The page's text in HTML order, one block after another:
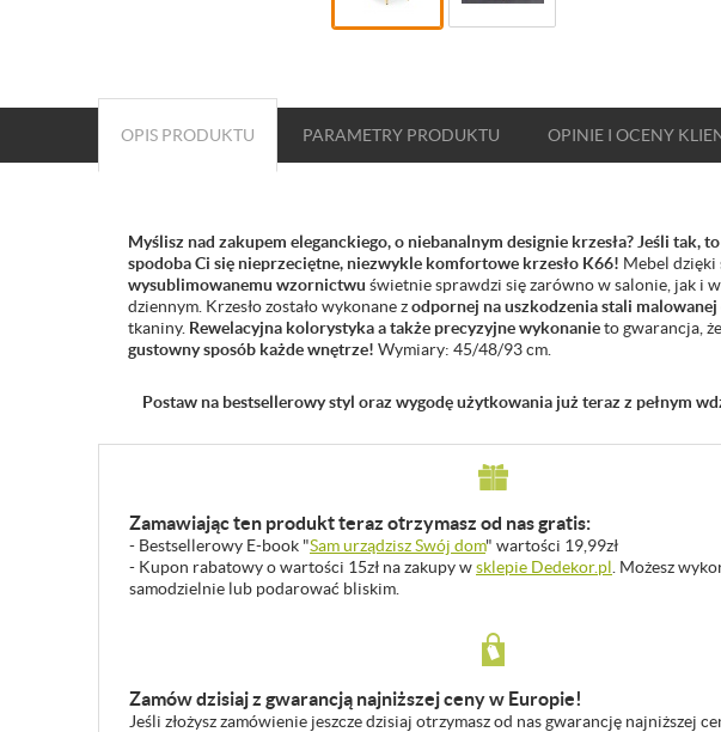
OPIS PRODUKTU PARAMETRY PRODUKTU OPINIE I OCENY
Myślisz nad zakupem eleganckiego, o niebanalnym designie krzesła? Jeśli tak,
spodoba Ci się nieprzeciętne, niezwykle komfortowe krzesło K66! Mebel dzięki
wysublimowanemu wzornictwu świetnie sprawdzi się zarówno w salonie, jak i
dziennym. Krzesło zostało wykonane zodpornej na uszkodzenia stali malowanej
tkaniny. Rewelacyjna kolorystyka a także precyzyjne wykonanieto gwarancja,
gustowny sposób każde wnętrze! Wymiary: 45/48/93 cm.
Postaw na bestsellerowy styl oraz wygodę użytkowania już teraz z pełnym
Zamawiając ten produkt teraz otrzymasz od nas gratis:
- Bestsellerowy E-book "Sam urządzisz Swój dom" wartości 19,99zł
- Kupon rabatowy o wartości 15zł na zakupy wsklepie Dedekor.pl . Możesz
samodzielnie lub podarować bliskim.
Zamów dzisiaj z gwarancją najniższej ceny w Europie!
Jeśli złożysz zamówienie jeszcze dzisiaj otrzymasz od nas gwarancję najniższej